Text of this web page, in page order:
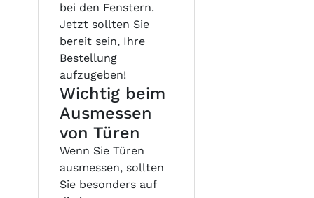
bei den Fenstern.
Jetzt sollten Sie
bereit sein, Ihre
Bestellung
aufzugeben!
Wichtig beim
Ausmessen
von Türen
Wenn Sie Türen
ausmessen, sollten
Sie besonders auf